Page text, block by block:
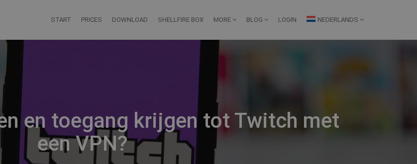
START PRICES DOWNLOAD SHELLFIRE BOX MORE BLOG LOGIN NEDERLANDS
en toegang krijgen tot Twitch met
een VPN?